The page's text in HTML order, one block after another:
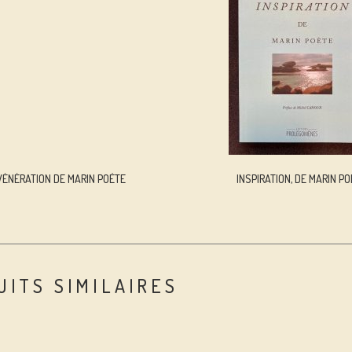
DE MARIN POÈTE INSPIRATION, DE MARIN
SIMILAIRES